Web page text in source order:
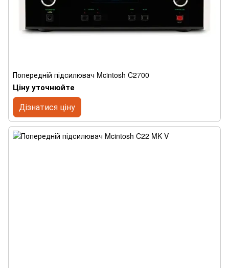
Попередній підсилювач Mcintosh C2700
Ціну уточнюйте
Дізнатися ціну